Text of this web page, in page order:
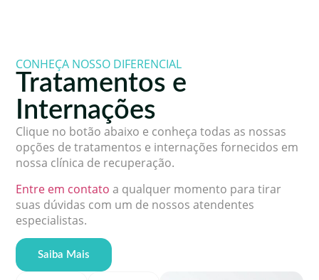
CONHEÇA NOSSO DIFERENCIAL
Tratamentos e
Internações
Clique no botão abaixo e conheça todas as nossas
opções de tratamentos e internações fornecidos em
nossa clínica de recuperação.
Entre em contato a qualquer momento para tirar
suas dúvidas com um de nossos atendentes
especialistas.
Saiba Mais